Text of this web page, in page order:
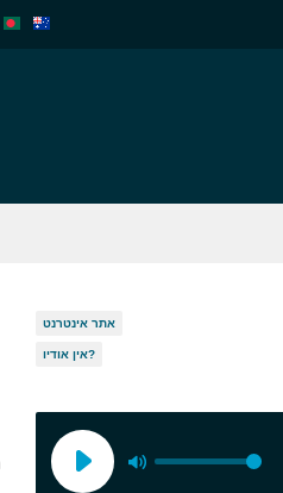
אתר אינטרנט
אין אודיו?